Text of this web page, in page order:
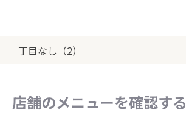
丁目なし（2）
店舗のメニューを確認する